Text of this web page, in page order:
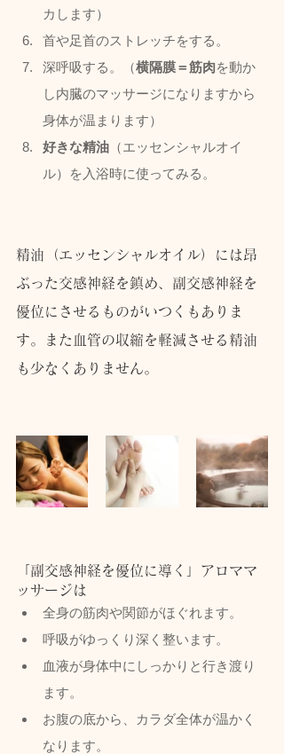
カします）
首や足首のストレッチをする。
深呼吸する。（横隔膜＝筋肉を動か
し内臓のマッサージになりますから
身体が温まります）
好きな精油 （エッセンシャルオイ
ル）を入浴時に使ってみる。
精油（エッセンシャルオイル）には昂
ぶった交感神経を鎮め、副交感神経を
優位にさせるものがいつくもありま
す。また血管の収縮を軽減させる精油
も少なくありません。
「副交感神経を優位に導く」アロママ
ッサージは
全身の筋肉や関節がほぐれます。
呼吸がゆっくり深く整います。
血液が身体中にしっかりと行き渡り
ます。
お腹の底から、カラダ全体が温かく
なります。